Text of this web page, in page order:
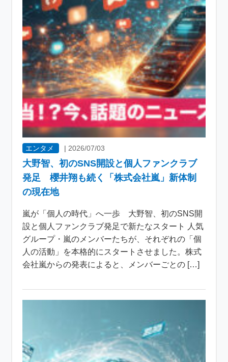
エンタメ |2026/07/03
大野智、初のSNS開設と個人ファンクラブ
発足 櫻井翔も続く「株式会社嵐」新体制
の現在地
嵐が「個人の時代」へ一歩 大野智、初のSNS開
設と個人ファンクラブ発足で新たなスタート 人気
グループ・嵐のメンバーたちが、それぞれの「個
人の活動」を本格的にスタートさせました。株式
会社嵐からの発表によると、メンバーごとの […]